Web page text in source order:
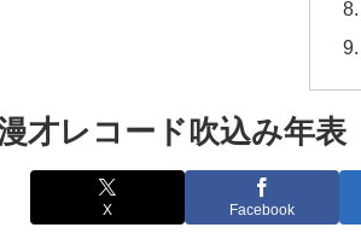
才レコード吹込み年表
X Facebook